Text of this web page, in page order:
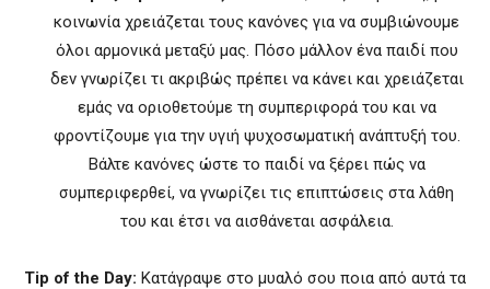
κοινωνία χρειάζεται τους κανόνες για να συμβιώνουμε
όλοι αρμονικά μεταξύ μας. Πόσο μάλλον ένα παιδί που
δεν γνωρίζει τι ακριβώς πρέπει να κάνει και χρειάζεται
εμάς να οριοθετούμε τη συμπεριφορά του και να
φροντίζουμε για την υγιή ψυχοσωματική ανάπτυξή του.
Βάλτε κανόνες ώστε το παιδί να ξέρει πώς να
συμπεριφερθεί, να γνωρίζει τις επιπτώσεις στα λάθη
του και έτσι να αισθάνεται ασφάλεια.
Tip of the Day: Κατάγραψε στο μυαλό σου ποια από αυτά τα